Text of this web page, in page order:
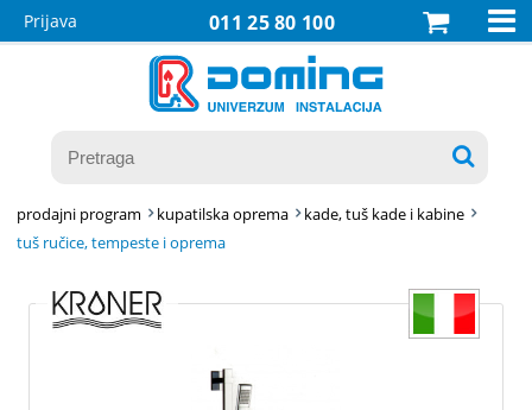
011 25 80 100
Prijava 

prodajni program kupatilska oprema
kade, tuš kade i kabine
tuš ručice, tempeste i oprema